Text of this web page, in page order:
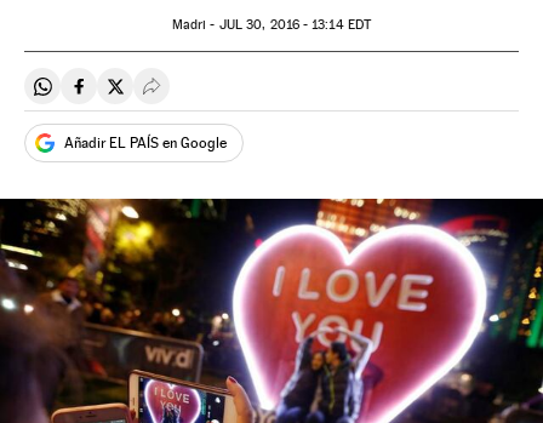
Madri - JUL 30, 2016 - 13:14EDT
Compartir en Whatsapp
Compartir en Facebook
Compartir en Twitter
Desplegar Redes Sociales
Añadir EL PAÍS en Google